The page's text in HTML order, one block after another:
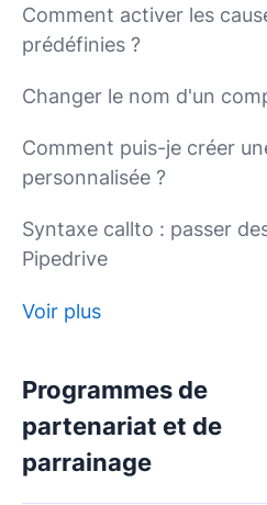
Comment activer les
prédéfinies ?
Changer le nom d'un
Comment puis-je créer
personnalisée ?
Syntaxe callto : passer
Pipedrive
Voir plus
Programmes de
partenariat et de
parrainage